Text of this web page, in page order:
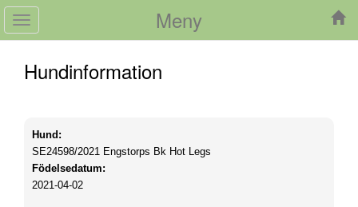
Meny
Toggle
navigation
Hundinformation
Hund:
SE24598/2021 Engstorps Bk Hot Legs
Födelsedatum:
2021-04-02